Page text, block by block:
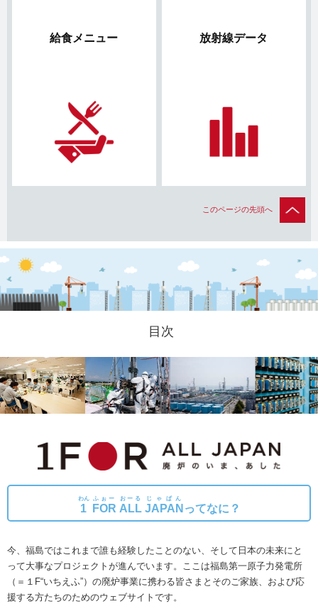
給食メニュー 放射線データ
このページの先頭へ
目次
1
わん
FOR
ふぉー
ALL
おーる
JAPAN
じゃぱん
ってなに？
今、福島ではこれまで誰も経験したことのない、そして日本の未来にと
って大事なプロジェクトが進んでいます。
ここは福島第一原子力発電所
（＝１F“いちえふ”）の廃炉事業に携わる皆さまとそのご家族、および応
援する方たちのためのウェブサイトです。